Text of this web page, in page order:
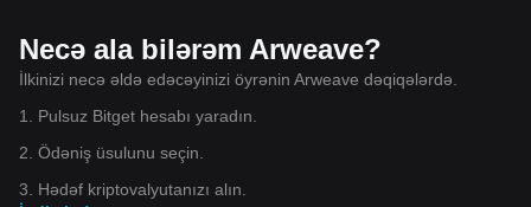
Necə ala bilərəm Arweave?
İlkinizi necə əldə edəcəyinizi öyrənin Arweave dəqiqələrdə.
1. Pulsuz Bitget hesabı yaradın.
2. Ödəniş üsulunu seçin.
3. Hədəf kriptovalyutanızı alın.